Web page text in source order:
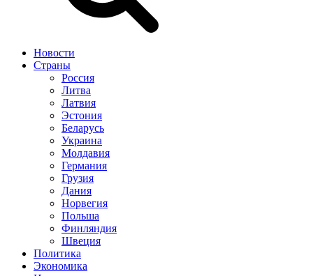
Новости
Страны
Россия
Литва
Латвия
Эстония
Беларусь
Украина
Молдавия
Германия
Грузия
Дания
Норвегия
Польша
Финляндия
Швеция
Политика
Экономика